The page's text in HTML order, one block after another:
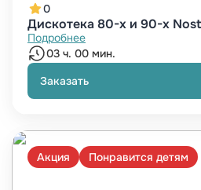
0
Дискотека 80-х и 90-х
Подробнее
03 ч. 00 мин.
Заказать
Акция Понравится детям